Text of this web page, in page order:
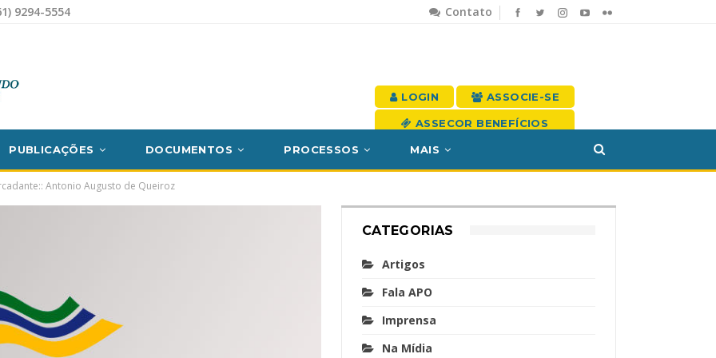
Contato
9294-5554
LOGIN ASSOCIE-SE
ASSECOR BENEFÍCIOS
PUBLICAÇÕES DOCUMENTOS PROCESSOS MAIS
Antonio Augusto de Queiroz
CATEGORIAS
Artigos
Fala APO
Imprensa
Na Mídia